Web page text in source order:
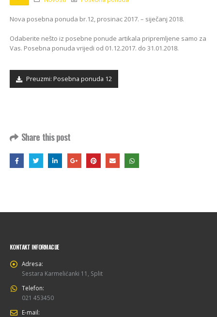
Nova posebna ponuda br.12, prosinac 2017. – siječanj 2018.
Odaberite nešto iz posebne ponude artikala pripremljene samo za
Vas. Posebna ponuda vrijedi od 01.12.2017. do 31.01.2018.
Preuzmi: Posebna ponuda 12
Share this post
EGGER Dekorativna
kolekcija 26+
13/07/2026
spaja i najzahtjevnije
kutove
15/01/2025
Podloge za EGGER
podove
KONTAKT INFORMACIJE
Adresa:
Sestara Karmelićanki 11, Split
Telefon:
021 453450
E-mail: